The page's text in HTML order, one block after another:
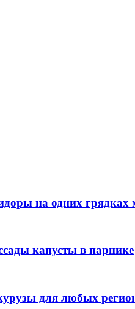
на одних грядках
капусты в парнике
для любых